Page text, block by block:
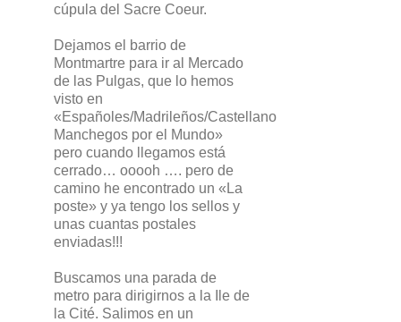
cúpula del Sacre Coeur.
Dejamos el barrio de
Montmartre para ir al Mercado
de las Pulgas, que lo hemos
visto en
«Españoles/Madrileños/Castellano
Manchegos por el Mundo»
pero cuando llegamos está
cerrado… ooooh …. pero de
camino he encontrado un «La
poste» y ya tengo los sellos y
unas cuantas postales
enviadas!!!
Buscamos una parada de
metro para dirigirnos a la Ile de
la Cité. Salimos en un